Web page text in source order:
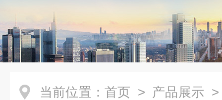
当前位置： 首页 > 产品展示